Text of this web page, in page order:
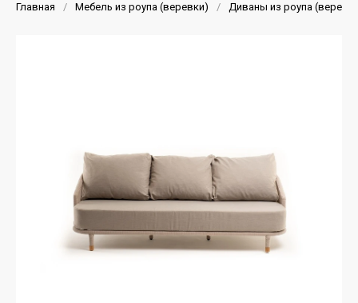
Главная / Мебель из роупа (веревки) / Диваны из роупа